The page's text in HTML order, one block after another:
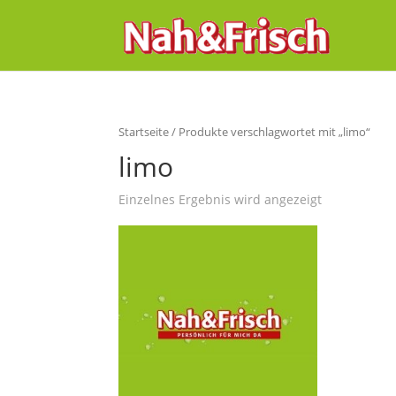
Startseite/ Produkte verschlagwortet mit „limo“
limo
Einzelnes Ergebnis wird angezeigt